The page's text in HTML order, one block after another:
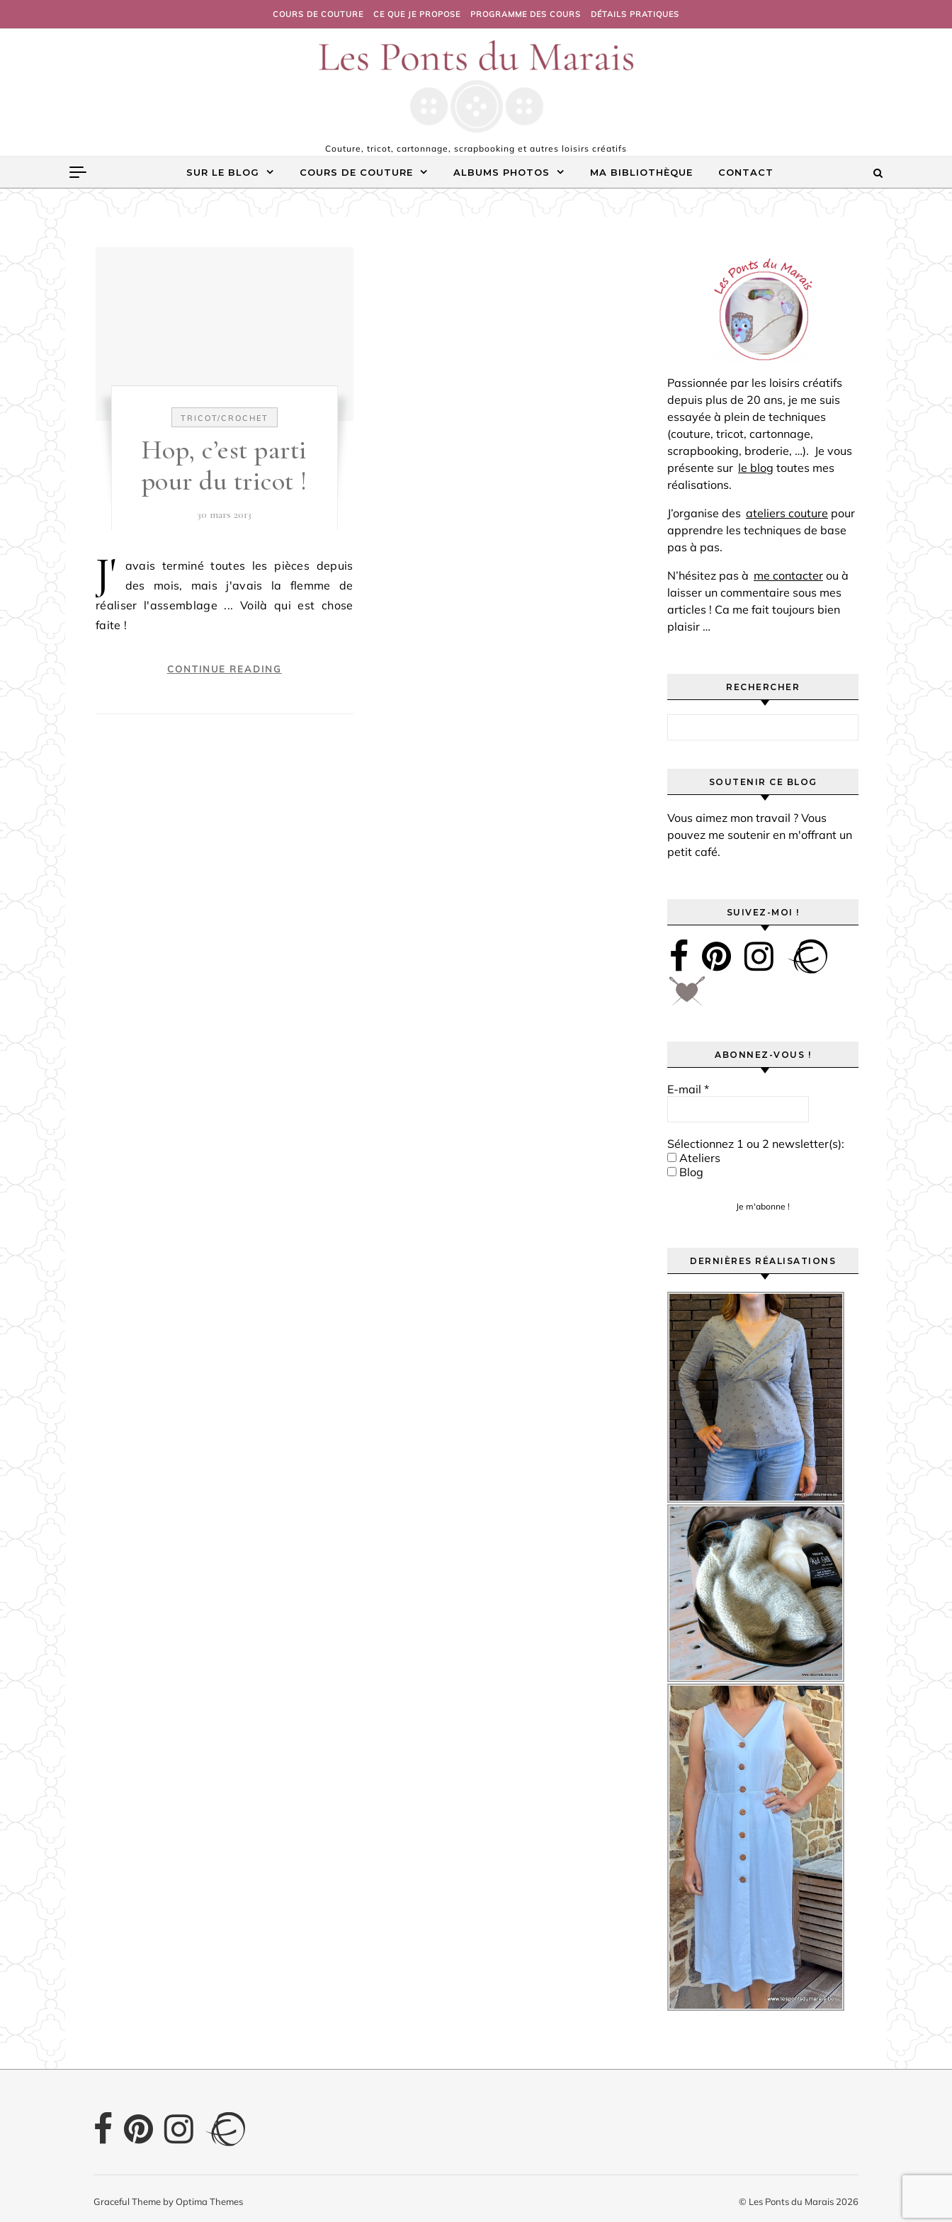
COURS DE COUTURE CE QUE JE PROPOSE PROGRAMME DES COURS DÉTAILS PRATIQUES
Couture, tricot, cartonnage, scrapbooking et autres loisirs créatifs
SUR LE BLOG COURS DE COUTURE ALBUMS PHOTOS MA BIBLIOTHÈQUE CONTACT
TRICOT/CROCHET
Hop, c’est parti
pour du tricot !
30 mars 2013
J'
avais terminé toutes les pièces depuis
des mois, mais j'avais la flemme de
réaliser l'assemblage ... Voilà qui est chose
faite !
CONTINUE READING
Passionnée par les loisirs créatifs
depuis plus de 20 ans, je me suis
essayée à plein de techniques
(couture, tricot, cartonnage,
scrapbooking, broderie, …). Je vous
présente sur le blog toutes mes
réalisations.
J’organise des ateliers couture pour
apprendre les techniques de base
pas à pas.
N’hésitez pas à me contacter ou à
laisser un commentaire sous mes
articles ! Ca me fait toujours bien
plaisir …
RECHERCHER
SOUTENIR CE BLOG
Vous aimez mon travail ? Vous
pouvez me soutenir en m'offrant un
petit café.
SUIVEZ-MOI !
ABONNEZ-VOUS !
E-mail *
Sélectionnez 1 ou 2 newsletter(s):
Ateliers
Blog
DERNIÈRES RÉALISATIONS
© Les Ponts du Marais 2026
Graceful Theme byOptima Themes